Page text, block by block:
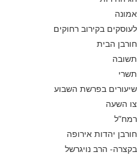
אמונה
לעוסקים בקירוב רחוקים
חורבן הבית
תשובה
תשרי
שיעורים בפרשת השבוע
צו השעה
רמח”ל
חורבן יהדות אירופה
בקצרה- הרב נויגרשל